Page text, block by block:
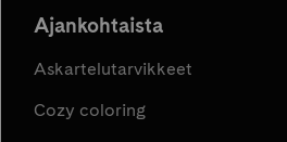
Ajankohtaista
Askartelutarvikkeet
Cozy coloring